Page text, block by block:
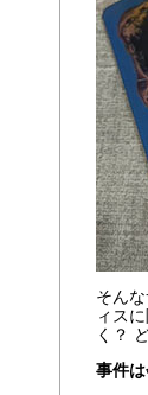
そん
ィス
く？
事件